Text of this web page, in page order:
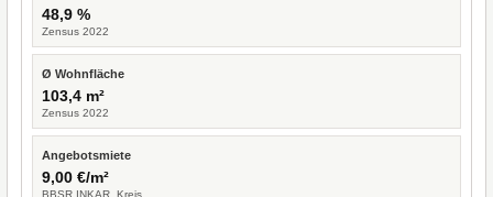
48,9 %
Zensus 2022
Ø Wohnfläche
103,4 m²
Zensus 2022
Angebotsmiete
9,00 €/m²
BBSR INKAR, Kreis